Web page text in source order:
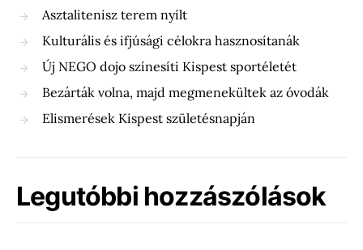
Asztalitenisz terem nyílt
Kulturális és ifjúsági célokra hasznosítanák
Új NEGO dojo színesíti Kispest sportéletét
Bezárták volna, majd megmenekültek az óvodák
Elismerések Kispest születésnapján
Legutóbbi hozzászólások